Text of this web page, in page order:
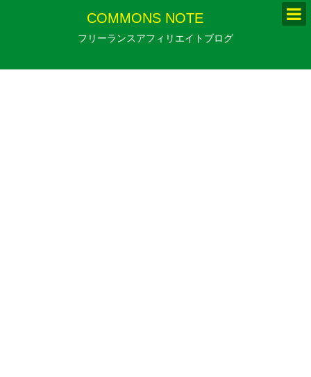
COMMONS NOTE
フリーランスアフィリエイトブログ